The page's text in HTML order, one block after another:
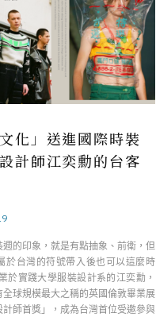
化」送進國際時裝
計師江奕勳的台客
的印象，就是有點抽象、前衛，但
於台灣的符號帶入後也可以這麼時
於實踐大學服裝設計系的江奕勳，
球規模最大之稱的英國倫敦畢業展
計師首獎」，成為台灣首位受邀參與